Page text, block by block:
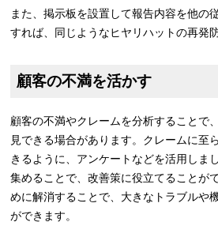
また、掲示板を設置して報告内容を他の
すれば、同じようなヒヤリハットの再発
顧客の不満を活かす
顧客の不満やクレームを分析することで
見できる場合があります。クレームに至
きるように、アンケートなどを活用しま
集めることで、改善策に役立てることが
めに解消することで、大きなトラブルや
ができます。